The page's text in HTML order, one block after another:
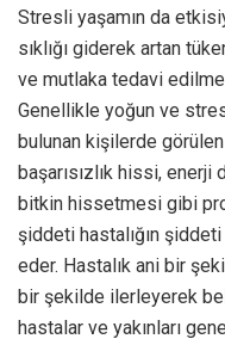
Stresli yaşamın da
sıklığı giderek artan
ve mutlaka tedavi
Genellikle yoğun ve
bulunan kişilerde
başarısızlık hissi,
bitkin hissetmesi gibi
şiddeti hastalığın
eder. Hastalık ani bir
bir şekilde ilerleyerek
hastalar ve yakınları